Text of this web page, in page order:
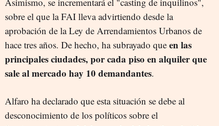
sobre el que la FAI lleva advirtiendo desde la
aprobación de la Ley de Arrendamientos Urbanos de
hace tres años. De hecho, ha subrayado que en las
principales ciudades, por cada piso en alquiler que
sale al mercado hay 10 demandantes.
Alfaro ha declarado que esta situación se debe al
desconocimiento de los políticos sobre el